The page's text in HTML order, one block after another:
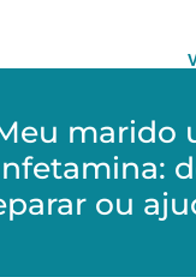
marido
ou